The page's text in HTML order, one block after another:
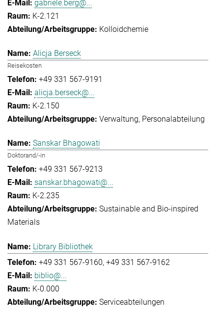
gabriele.berg@...
K-2.121
Kolloidchemie
Alicja Berseck
Reisekosten
+49 331 567-9191
alicja.berseck@...
K-2.150
Verwaltung Personalabteilung
Sanskar Bhagowati
Doktorand/-in
+49 331 567-9213
sanskar.bhagowati@...
K-2.235
Sustainable and Bio-inspired
Materials
Library Bibliothek
+49 331 567-9160 +49 331 567-9162
biblio@...
K-0.000
Serviceabteilungen